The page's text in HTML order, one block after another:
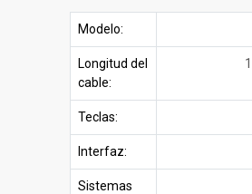
Modelo:
Longitud del
cable:
Teclas:
Interfaz:
Sistemas